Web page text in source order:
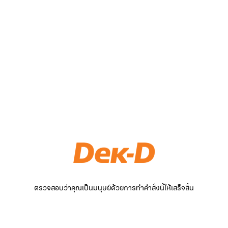
ตรวจสอบว่าคุณเป็นมนุษย์ด้วยการทำคำสั่งนี้ให้เสร็จสิ้น